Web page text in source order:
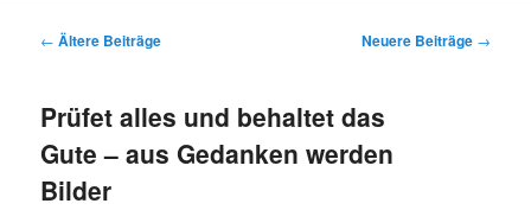
Beitragsnavigation
← Ältere Beiträge Neuere Beiträge →
Prüfet alles und behaltet das
Gute – aus Gedanken werden
Bilder